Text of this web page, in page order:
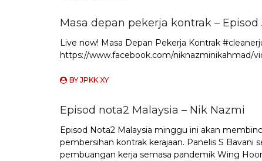
Masa depan pekerja kontrak – Episod
Live now! Masa Depan Pekerja Kontrak
https://www.facebook.com/niknazminikahmad/
BYJPKK XY
Episod nota2 Malaysia – Nik Nazmi
Episod Nota2 Malaysia minggu ini akan
pembersihan kontrak kerajaan. Panelis S
pembuangan kerja semasa pandemik Wing